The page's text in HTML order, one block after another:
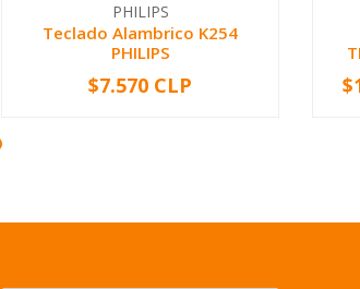
PHILIPS
Teclado Alambrico K254
PHILIPS
+
$7.570 CLP -